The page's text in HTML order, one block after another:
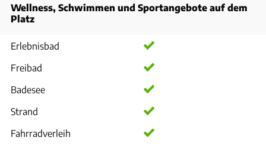
Wellness, Schwimmen und Sportangebote auf dem
Platz
Erlebnisbad
Freibad
Badesee
Strand
Fahrradverleih